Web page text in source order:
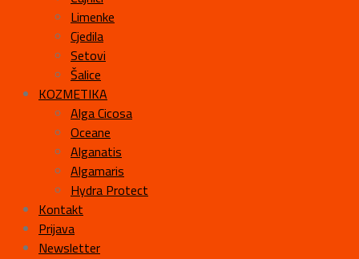
Limenke
Cjedila
Setovi
Šalice
KOZMETIKA
Alga Cicosa
Oceane
Alganatis
Algamaris
Hydra Protect
Kontakt
Prijava
Newsletter